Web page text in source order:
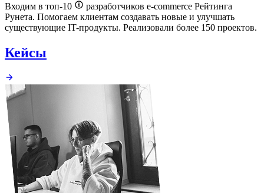
Входим в топ-10
разработчиков e-commerce Рейтинга
Рунета. Помогаем клиентам создавать новые и улучшать
существующие IT-продукты. Реализовали более 150 проектов.
Кейсы